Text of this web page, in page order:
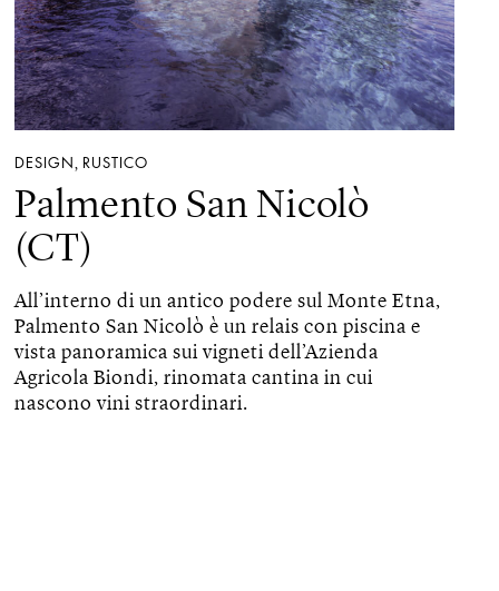
DESIGN, RUSTICO
Palmento San Nicolò
(CT)
All’interno di un antico podere sul Monte Etna,
Palmento San Nicolò è un relais con piscina e
vista panoramica sui vigneti dell’Azienda
Agricola Biondi, rinomata cantina in cui
nascono vini straordinari.